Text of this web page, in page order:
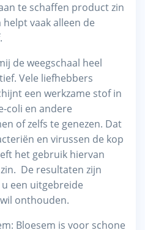
te schaffen product zin
vaak alleen de
de weegschaal heel
Vele liefhebbers
een werkzame stof in
coli en andere
of zelfs te genezen. Dat
en virussen de kop
het gebruik hiervan
De resultaten zijn
een uitgebreide
onthouden.
Bloesem is voor schone